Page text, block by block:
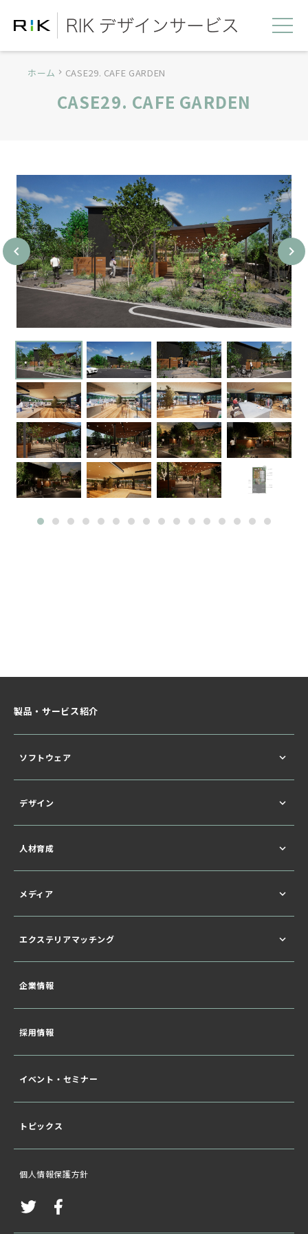
ホーム chevron_right CASE29. CAFE GARDEN
CASE29. CAFE GARDEN
製品・サービス紹介
ソフトウェア
デザイン
人材育成
メディア
エクステリアマッチング
企業情報
採用情報
イベント・セミナー
トピックス
個人情報保護方針